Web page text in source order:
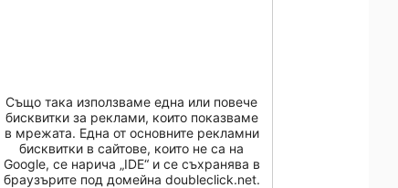
Също така използваме една или повече
бисквитки за реклами, които показваме
в мрежата. Една от основните рекламни
бисквитки в сайтове, които не са на
Google, се нарича „IDE“ и се съхранява в
браузърите под домейна doubleclick.net.